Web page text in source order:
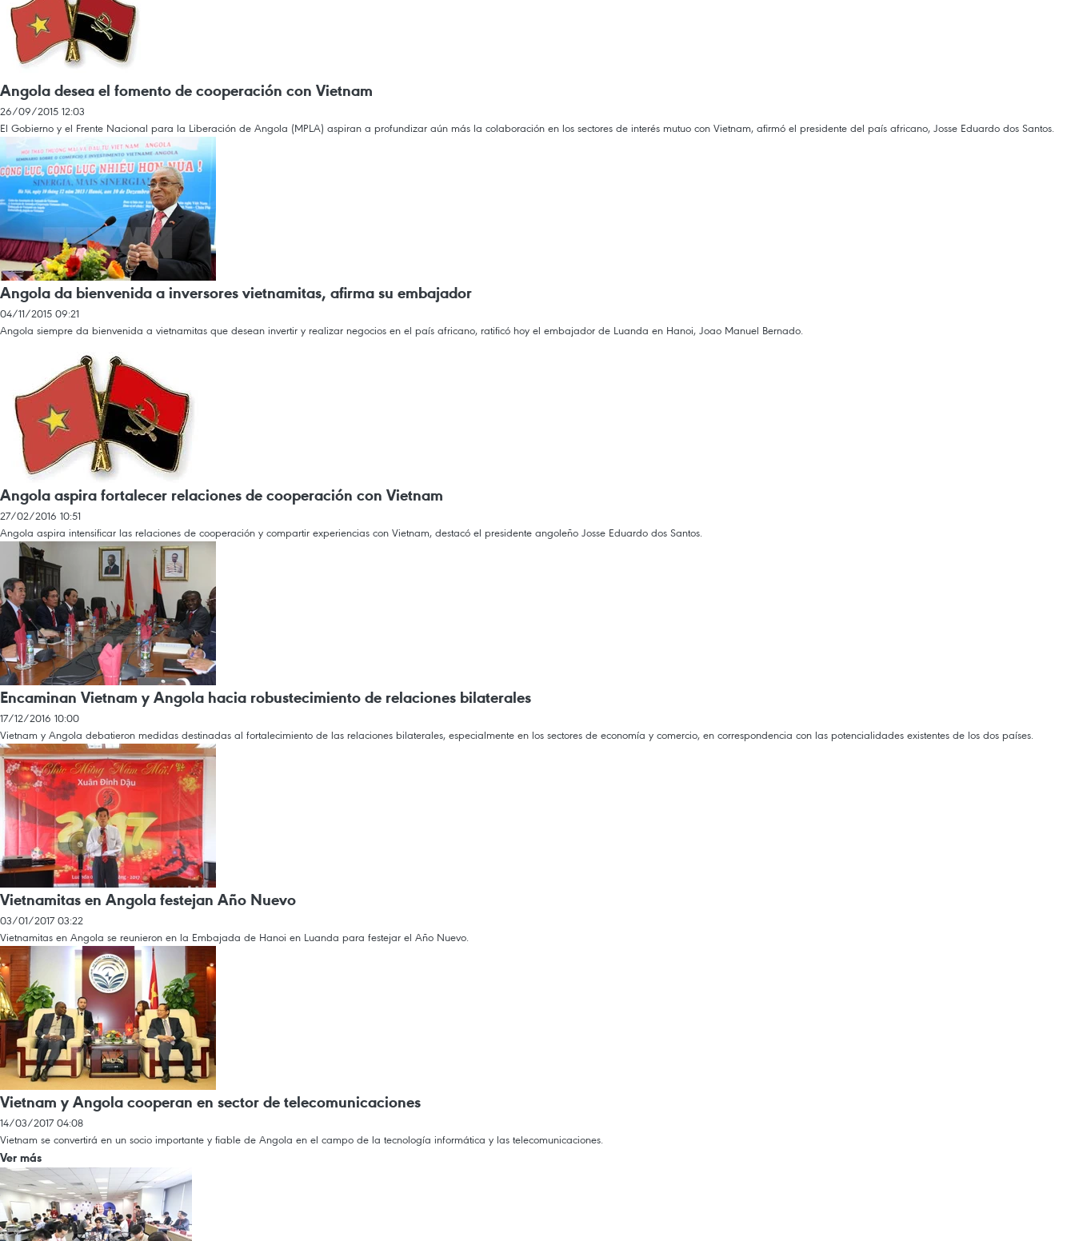
Angola desea el fomento de cooperación con Vietnam
26/09/2015 12:03
El Gobierno y el Frente Nacional para la Liberación de Angola (MPLA) aspiran a profundizar aún más la colaboración en los sectores de interés mutuo con Vietnam, afirmó el presidente del país africano, Josse Eduardo dos Santos.
Angola da bienvenida a inversores vietnamitas, afirma su embajador
04/11/2015 09:21
Angola siempre da bienvenida a vietnamitas que desean invertir y realizar negocios en el país africano, ratificó hoy el embajador de Luanda en Hanoi, Joao Manuel Bernado.
Angola aspira fortalecer relaciones de cooperación con Vietnam
27/02/2016 10:51
Angola aspira intensificar las relaciones de cooperación y compartir experiencias con Vietnam, destacó el presidente angoleño Josse Eduardo dos Santos.
Encaminan Vietnam y Angola hacia robustecimiento de relaciones bilaterales
17/12/2016 10:00
Vietnam y Angola debatieron medidas destinadas al fortalecimiento de las relaciones bilaterales, especialmente en los sectores de economía y comercio, en correspondencia con las potencialidades existentes de los dos países.
Vietnamitas en Angola festejan Año Nuevo
03/01/2017 03:22
Vietnamitas en Angola se reunieron en la Embajada de Hanoi en Luanda para festejar el Año Nuevo.
Vietnam y Angola cooperan en sector de telecomunicaciones
14/03/2017 04:08
Vietnam se convertirá en un socio importante y fiable de Angola en el campo de la tecnología informática y las telecomunicaciones.
Ver más